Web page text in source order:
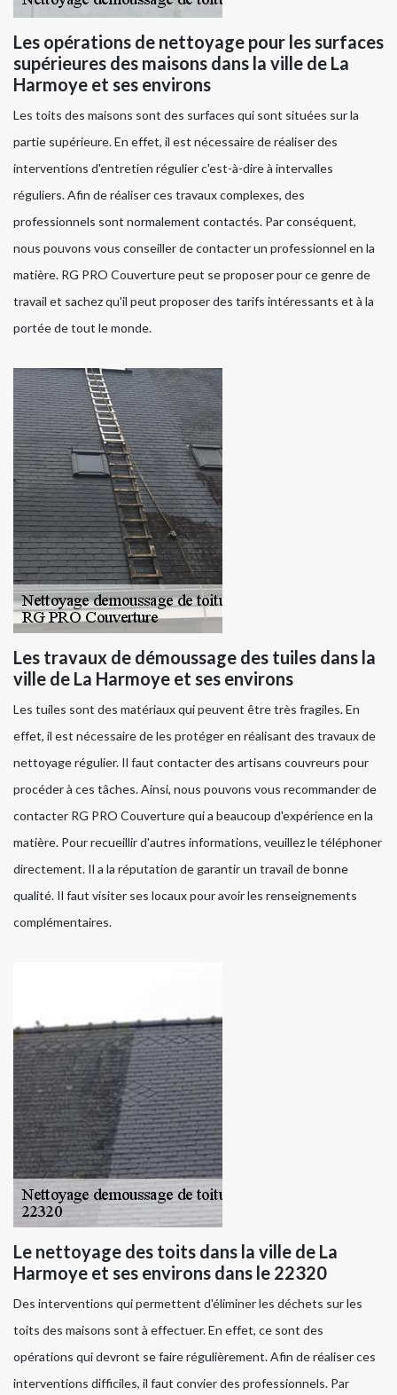
Les opérations de nettoyage pour les surfaces
supérieures des maisons dans la ville de La
Harmoye et ses environs
Les toits des maisons sont des surfaces qui sont situées sur la
partie supérieure. En effet, il est nécessaire de réaliser des
interventions d'entretien régulier c'est-à-dire à intervalles
réguliers. Afin de réaliser ces travaux complexes, des
professionnels sont normalement contactés. Par conséquent,
nous pouvons vous conseiller de contacter un professionnel en la
matière. RG PRO Couverture peut se proposer pour ce genre de
travail et sachez qu'il peut proposer des tarifs intéressants et à la
portée de tout le monde.
Les travaux de démoussage des tuiles dans la
ville de La Harmoye et ses environs
Les tuiles sont des matériaux qui peuvent être très fragiles. En
effet, il est nécessaire de les protéger en réalisant des travaux de
nettoyage régulier. Il faut contacter des artisans couvreurs pour
procéder à ces tâches. Ainsi, nous pouvons vous recommander de
contacter RG PRO Couverture qui a beaucoup d'expérience en la
matière. Pour recueillir d'autres informations, veuillez le téléphoner
directement. Il a la réputation de garantir un travail de bonne
qualité. Il faut visiter ses locaux pour avoir les renseignements
complémentaires.
Le nettoyage des toits dans la ville de La
Harmoye et ses environs dans le 22320
Des interventions qui permettent d'éliminer les déchets sur les
toits des maisons sont à effectuer. En effet, ce sont des
opérations qui devront se faire régulièrement. Afin de réaliser ces
interventions difficiles, il faut convier des professionnels. Par